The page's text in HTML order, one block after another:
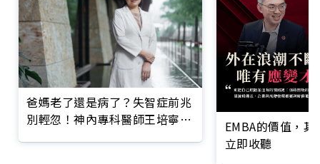
爸媽老了還是病了？失智症前兆
別輕忽！神內專科醫師王培寧呼
EMBA的價值，
立即收聽